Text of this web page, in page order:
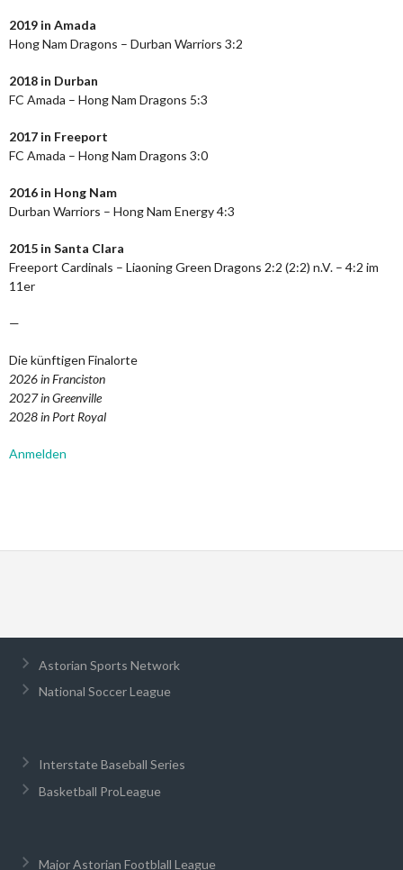
2019 in Amada
Hong Nam Dragons – Durban Warriors 3:2
2018 in Durban
FC Amada – Hong Nam Dragons 5:3
2017 in Freeport
FC Amada – Hong Nam Dragons 3:0
2016 in Hong Nam
Durban Warriors – Hong Nam Energy 4:3
2015 in Santa Clara
Freeport Cardinals – Liaoning Green Dragons 2:2 (2:2) n.V. – 4:2 im
11er
—
Die künftigen Finalorte
2026 in Franciston
2027 in Greenville
2028 in Port Royal
Anmelden
Astorian Sports Network
National Soccer League
Interstate Baseball Series
Basketball ProLeague
Major Astorian Footblall League